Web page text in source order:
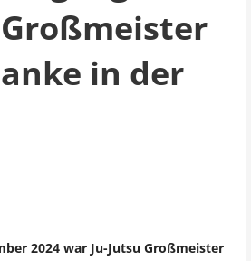
in der
2024 war Ju-Jutsu Großmeister